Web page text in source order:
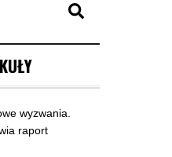
wyzwania.
raport